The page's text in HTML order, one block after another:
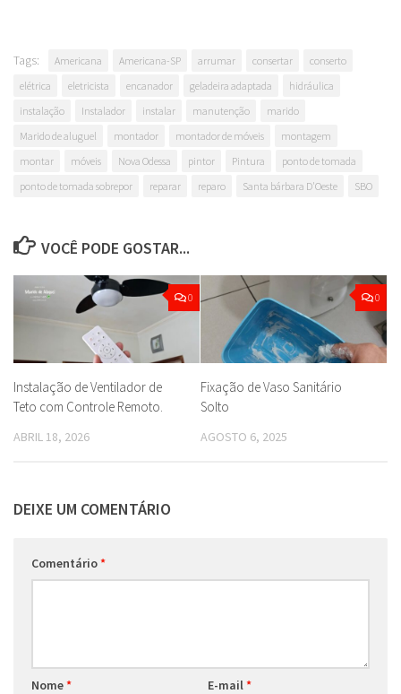
Tags: Americana Americana-SP arrumar consertar
conserto
elétrica
eletricista encanador geladeira adaptada
hidráulica
instalação
Instalador instalar manutenção
marido
Marido de aluguel
montador montador de móveis
montagem
montar
móveis Nova Odessa pintor Pintura
ponto de tomada
ponto de tomada sobrepor
reparar reparo Santa bárbara D'Oeste SBO
VOCÊ PODE GOSTAR...
0
Instalação de Ventilador de
Teto com Controle Remoto.
ABRIL 18, 2026
0
Fixação de Vaso Sanitário
Solto
AGOSTO 6, 2025
DEIXE UM COMENTÁRIO
Comentário*
Nome* E-mail *